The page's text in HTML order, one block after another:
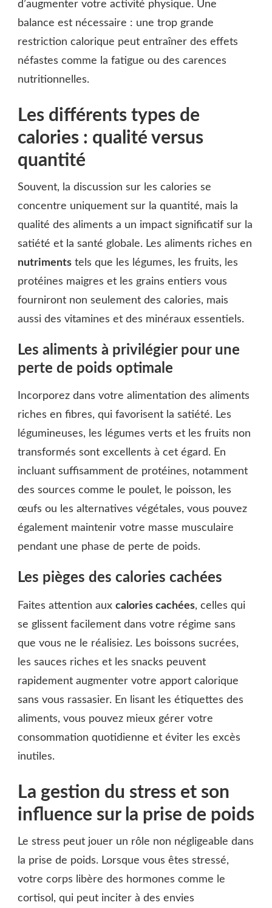
d’augmenter votre activité physique. Une
balance est nécessaire : une trop grande
restriction calorique peut entraîner des effets
néfastes comme la fatigue ou des carences
nutritionnelles.
Les différents types de
calories : qualité versus
quantité
Souvent, la discussion sur les calories se
concentre uniquement sur la quantité, mais la
qualité des aliments a un impact significatif sur la
satiété et la santé globale. Les aliments riches en
nutriments tels que les légumes, les fruits, les
protéines maigres et les grains entiers vous
fourniront non seulement des calories, mais
aussi des vitamines et des minéraux essentiels.
Les aliments à privilégier pour une
perte de poids optimale
Incorporez dans votre alimentation des aliments
riches en fibres, qui favorisent la satiété. Les
légumineuses, les légumes verts et les fruits non
transformés sont excellents à cet égard. En
incluant suffisamment de protéines, notamment
des sources comme le poulet, le poisson, les
œufs ou les alternatives végétales, vous pouvez
également maintenir votre masse musculaire
pendant une phase de perte de poids.
Les pièges des calories cachées
Faites attention aux calories cachées, celles qui
se glissent facilement dans votre régime sans
que vous ne le réalisiez. Les boissons sucrées,
les sauces riches et les snacks peuvent
rapidement augmenter votre apport calorique
sans vous rassasier. En lisant les étiquettes des
aliments, vous pouvez mieux gérer votre
consommation quotidienne et éviter les excès
inutiles.
La gestion du stress et son
influence sur la prise de poids
Le stress peut jouer un rôle non négligeable dans
la prise de poids. Lorsque vous êtes stressé,
votre corps libère des hormones comme le
cortisol, qui peut inciter à des envies